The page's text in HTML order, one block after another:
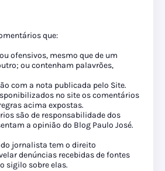
que:
ofensivos, mesmo que de um
ou contenham palavrões,
com a nota publicada pelo Site.
no site os comentários
acima expostas.
são de responsabilidade dos
a opinião do Blog Paulo José.
jornalista tem o direito
denúncias recebidas de fontes
sigilo sobre elas.